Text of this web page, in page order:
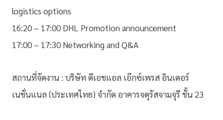
logistics options
16:20 – 17:00 DHL Promotion announcement
17:00 – 17:30 Networking and Q&A
สถานที่จัดงาน : บริษัท ดีเอชแอล เอ๊กซ์เพรส อินเตอร์
เนชั่นแนล (ประเทศไทย) จำกัด อาคารจตุรัสจามจุรี ชั้น 23